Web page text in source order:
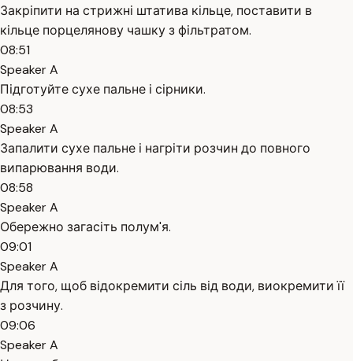
Закріпити на стрижні штатива кільце, поставити в
кільце порцелянову чашку з фільтратом.
08:51
Speaker A
Підготуйте сухе пальне і сірники.
08:53
Speaker A
Запалити сухе пальне і нагріти розчин до повного
випарювання води.
08:58
Speaker A
Обережно загасіть полум'я.
09:01
Speaker A
Для того, щоб відокремити сіль від води, виокремити її
з розчину.
09:06
Speaker A